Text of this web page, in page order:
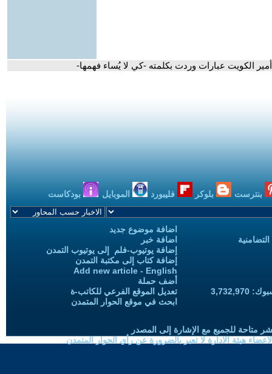
الكويت عبارات وردت بكلمته -كي لا يُساء فهمها-
بنترست بلوكر فليبورد الموبايل بودكاست
اضافة موضوع جديد
اضافة خبر
إضافة يوتيوب-فلم إلى يوتيوب التمدن
إضافة كتاب إلى مكتبة التمدن
Add new article - English
أضف حملة
تعديل الموقع الفرعي للكاتب-ة
ابحث في موقع الحوار المتمدن
متاحة للجميع مع الإشارة إلى المصدر
هيئة الادارة لا تعبر بالضرورة عن رأي الحوار المتمدن